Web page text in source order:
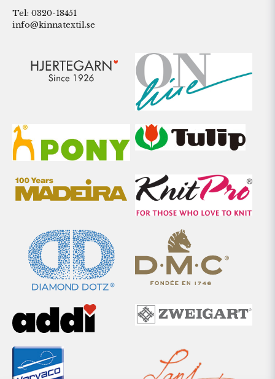
Tel: 0320-18451
info@kinnatextil.se